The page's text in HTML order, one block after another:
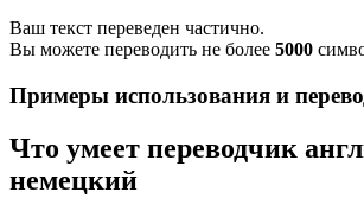
Ваш текст переведен частично.
Вы можете переводить не более 5000
Примеры использования и
Что умеет переводчик
немецкий